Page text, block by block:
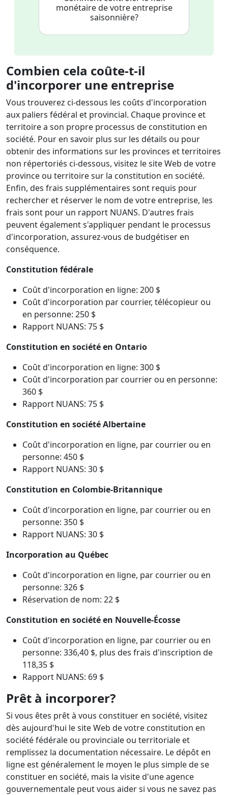
monétaire de votre entreprise
saisonnière?
Combien cela coûte-t-il
d'incorporer une entreprise
Vous trouverez ci-dessous les coûts d'incorporation
aux paliers fédéral et provincial. Chaque province et
territoire a son propre processus de constitution en
société. Pour en savoir plus sur les détails ou pour
obtenir des informations sur les provinces et territoires
non répertoriés ci-dessous, visitez le site Web de votre
province ou territoire sur la constitution en société.
Enfin, des frais supplémentaires sont requis pour
rechercher et réserver le nom de votre entreprise, les
frais sont pour un rapport NUANS. D'autres frais
peuvent également s'appliquer pendant le processus
d'incorporation, assurez-vous de budgétiser en
conséquence.
Constitution fédérale
Coût d'incorporation en ligne: 200 $
Coût d'incorporation par courrier, télécopieur ou
en personne: 250 $
Rapport NUANS: 75 $
Constitution en société en Ontario
Coût d'incorporation en ligne: 300 $
Coût d'incorporation par courrier ou en personne:
360 $
Rapport NUANS: 75 $
Constitution en société Albertaine
Coût d'incorporation en ligne, par courrier ou en
personne: 450 $
Rapport NUANS: 30 $
Constitution en Colombie-Britannique
Coût d'incorporation en ligne, par courrier ou en
personne: 350 $
Rapport NUANS: 30 $
Incorporation au Québec
Coût d'incorporation en ligne, par courrier ou en
personne: 326 $
Réservation de nom: 22 $
Constitution en société en Nouvelle-Écosse
Coût d'incorporation en ligne, par courrier ou en
personne: 336,40 $, plus des frais d'inscription de
118,35 $
Rapport NUANS: 69 $
Prêt à incorporer?
Si vous êtes prêt à vous constituer en société, visitez
dès aujourd'hui le site Web de votre constitution en
société fédérale ou provinciale ou territoriale et
remplissez la documentation nécessaire. Le dépôt en
ligne est généralement le moyen le plus simple de se
constituer en société, mais la visite d'une agence
gouvernementale peut vous aider si vous ne savez pas